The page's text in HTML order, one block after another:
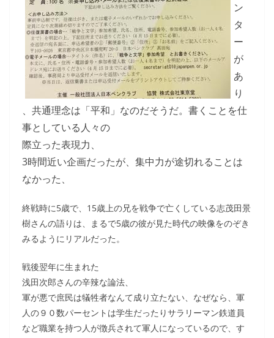
ン
タ
ー
が
あ
り
、共通理念は「平和」なのだそうだ。書くことを仕
事としている人々の
際立った表現力、
3時間近い企画だったが、集中力が途切れることは
なかった、
終戦時に5歳で、15歳上の兄を戦争で亡くしている志茂田景
樹さんの語りは、まるで5歳の彼が見た時代の映像をのぞき
みるようにリアルだった。
戦後翌年に生まれた
浅田次郎さんの辛辣な論法、
軍が悪で庶民は犠牲者なんて成り立たない、なぜなら、軍
人の９０数パーセントは学生だったりサラリーマン鉄道員
など職業を持つ人が徴兵されて軍人になっているので、す